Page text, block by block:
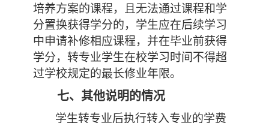
培养方案的课程，且无法通过课程和学
分置换获得学分的，学生应在后续学习
中申请补修相应课程，并在毕业前获得
学分，转专业学生在校学习时间不得超
过学校规定的最长修业年限。
七、 其他说明的情况
学生转专业后执行转入专业的学费